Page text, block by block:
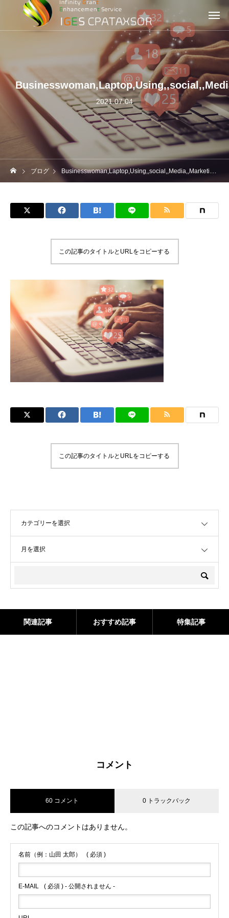
2021.07.04
ブログ Businesswoman,Laptop,Using,,social,,Media,,Marketing,Concept.
この記事のタイトルとURLをコピーする
この記事のタイトルとURLをコピーする
関連記事 おすすめ記事 特集記事
コメント
60 コメント 0 トラックバック
この記事へのコメントはありません。
名前（例：山田 太郎） ( 必須 )
E-MAIL ( 必須 ) - 公開されません -